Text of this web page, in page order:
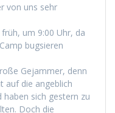
von uns sehr
um 9:00 Uhr, da
bugsieren
Gejam­mer, denn
auf die ange­blich
sich gestern zu
Doch die